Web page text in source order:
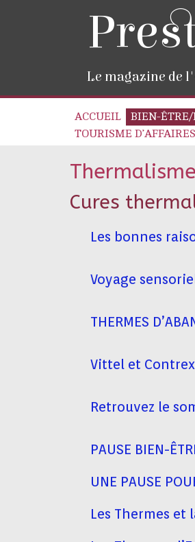
Le magazine de
ACCUEIL BIEN-ÊTRE/
TOURISME D’AFFAIRES
Thermalisme
Cures
Les bonnes
Voyage
THERMES
Vittel et
Retrouvez le
PAUSE BIEN-
UNE PAUSE
Les Thermes et